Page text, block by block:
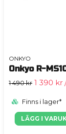
ONKYO
Onkyo R-
1 490 kr 1 390 kr
Finns i lager*
LÄGG I